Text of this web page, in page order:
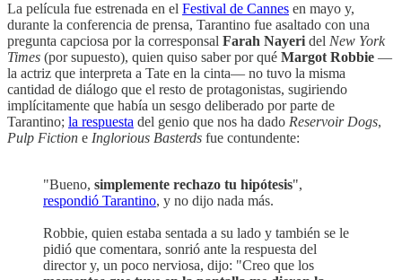
La película fue estrenada en el Festival de Cannes en mayo y,
durante la conferencia de prensa, Tarantino fue asaltado con una
pregunta capciosa por la corresponsal Farah Nayeri del New York
Times (por supuesto), quien quiso saber por qué Margot Robbie —
la actriz que interpreta a Tate en la cinta— no tuvo la misma
cantidad de diálogo que el resto de protagonistas, sugiriendo
implícitamente que había un sesgo deliberado por parte de
Tarantino; la respuesta del genio que nos ha dado Reservoir Dogs,
Pulp Fiction e Inglorious Basterds fue contundente:
"Bueno, simplemente rechazo tu hipótesis",
respondió Tarantino, y no dijo nada más.
Robbie, quien estaba sentada a su lado y también se le
pidió que comentara, sonrió ante la respuesta del
director y, un poco nerviosa, dijo: "Creo que los